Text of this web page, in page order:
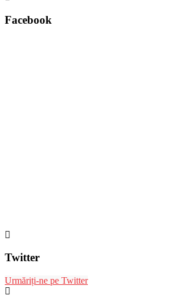
Facebook
Twitter
Urmăriți-ne pe Twitter